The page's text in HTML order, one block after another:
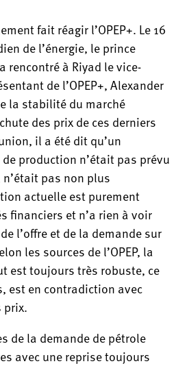
fait réagir l’OPEP+. Le 16
de l’énergie, le prince
rencontré à Riyad le vice-
de l’OPEP+, Alexander
la stabilité du marché
des prix de ces derniers
il a été dit qu’un
production n’était pas prévu
pas non plus
actuelle est purement
financiers et n’a rien à voir
l’offre et de la demande sur
les sources de l’OPEP, la
est toujours très robuste, ce
est en contradiction avec
prix.
de la demande de pétrole
avec une reprise toujours